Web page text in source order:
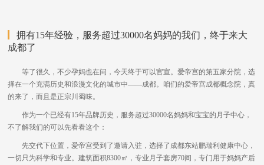
拥有15年经验，服务超过30000名妈妈的我们，终于来大
成都了
等了很久，不少孕妈也在问，今天终于可以官宣。爱帝宫的第五家分院，选
择在一个充满历史和浪漫文化的城市中——成都。咱们的爱帝宫成都概念院，真
的来了，而且是正宗川蜀味。
作为一个已经有15年品牌历史，服务超过30000名妈妈和宝宝的月子中心，
不了解我们的可以先看看这个：
先交代下位置，爱帝宫受到了邀请入驻，选择了成都东站鹏瑞利健康中心，
一切只为科学和专业。建筑面积8300㎡，专业月子套房70间，专门用于妈妈产后